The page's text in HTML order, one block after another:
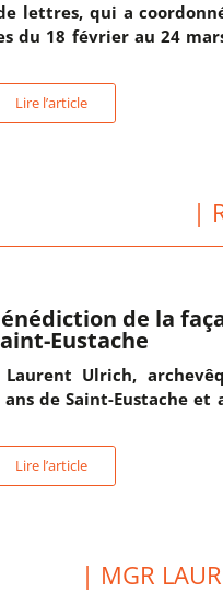
lettres, qui a
du 18 février au 24
Lire l’article
|
de la
Eustache
Ulrich,
de Saint-Eustache et
Lire l’article
| MGR